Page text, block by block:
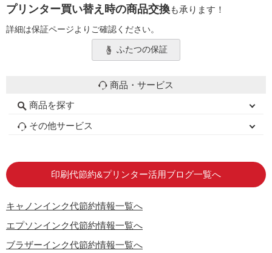
プリンター買い替え時の商品交換も承ります！
詳細は保証ページよりご確認ください。
ふたつの保証
商品・サービス
商品を探す
初心者用セット
キャノンインク
エプソンインク
ブラザーインク
詰め替えインク
互換インクボトル
互換インクカートリッジ
再生インクカートリッジ
トナーカートリッジ
その他サービス
印刷代節約&プリンター活用ブログ一覧へ
キャノンインク代節約情報一覧へ
エプソンインク代節約情報一覧へ
ブラザーインク代節約情報一覧へ